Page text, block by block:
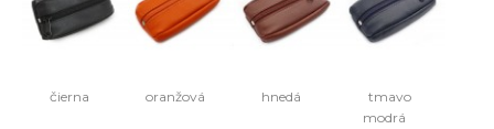
čierna oranžová hnedá
tmavo
modrá